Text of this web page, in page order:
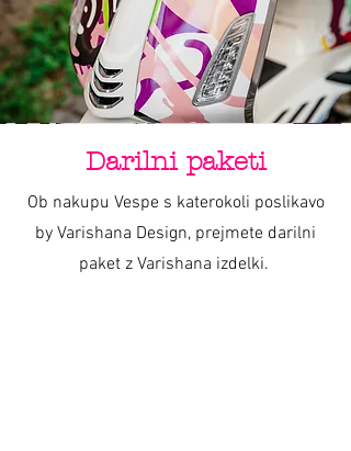
Darilni paketi
Ob nakupu Vespe s katerokoli poslikavo
by Varishana Design, prejmete darilni
paket z Varishana izdelki.